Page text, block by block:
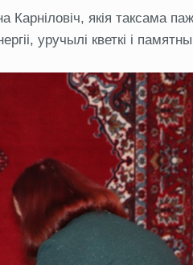
якія таксама
уручылі кветкі і